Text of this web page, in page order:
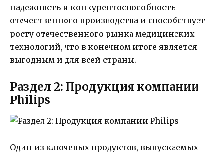
надежность и конкурентоспособность
отечественного производства и способствует
росту отечественного рынка медицинских
технологий, что в конечном итоге является
выгодным и для всей страны.
Раздел 2: Продукция компании
Philips
Один из ключевых продуктов, выпускаемых